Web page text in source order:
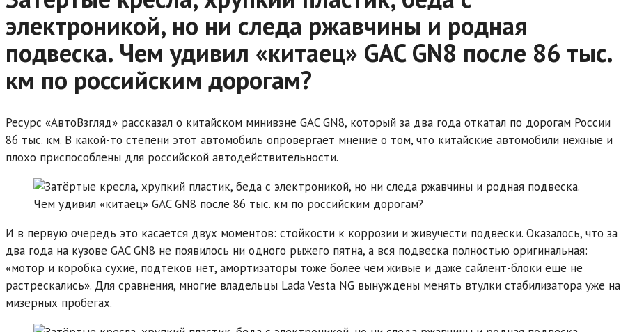
электроникой, но ни следа ржавчины и родная
подвеска. Чем удивил «китаец» GAC GN8 после 86 тыс.
км по российским дорогам?
Ресурс «АвтоВзгляд» рассказал о китайском минивэне GAC GN8, который за два года откатал по дорогам России
86 тыс. км. В какой-то степени этот автомобиль опровергает мнение о том, что китайские автомобили нежные и
плохо приспособлены для российской автодействительности.
И в первую очередь это касается двух моментов: стойкости к коррозии и живучести подвески. Оказалось, что за
два года на кузове GAC GN8 не появилось ни одного рыжего пятна, а вся подвеска полностью оригинальная:
«мотор и коробка сухие, подтеков нет, амортизаторы тоже более чем живые и даже сайлент-блоки еще не
растрескались». Для сравнения, многие владельцы Lada Vesta NG вынуждены менять втулки стабилизатора уже на
мизерных пробегах.